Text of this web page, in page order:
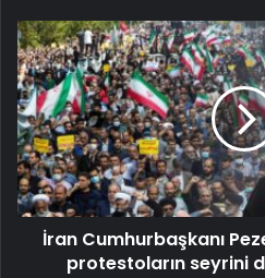
İran Cumhurbaşkanı
protestoların seyrini